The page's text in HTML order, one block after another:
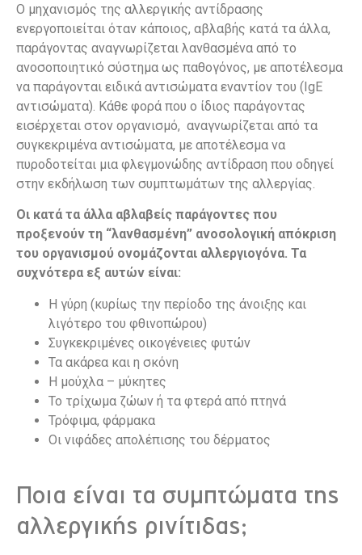
Ο μηχανισμός της αλλεργικής αντίδρασης
ενεργοποιείται όταν κάποιος, αβλαβής κατά τα άλλα,
παράγοντας αναγνωρίζεται λανθασμένα από το
ανοσοποιητικό σύστημα ως παθογόνος, με αποτέλεσμα
να παράγονται ειδικά αντισώματα εναντίον του (IgE
αντισώματα). Κάθε φορά που ο ίδιος παράγοντας
εισέρχεται στον οργανισμό, αναγνωρίζεται από τα
συγκεκριμένα αντισώματα, με αποτέλεσμα να
πυροδοτείται μια φλεγμονώδης αντίδραση που οδηγεί
στην εκδήλωση των συμπτωμάτων της αλλεργίας.
Οι κατά τα άλλα αβλαβείς παράγοντες που
προξενούν τη “λανθασμένη” ανοσολογική απόκριση
του οργανισμού ονομάζονται αλλεργιογόνα. Τα
συχνότερα εξ αυτών είναι:
Η γύρη (κυρίως την περίοδο της άνοιξης και
λιγότερο του φθινοπώρου)
Συγκεκριμένες οικογένειες φυτών
Τα ακάρεα και η σκόνη
Η μούχλα – μύκητες
Το τρίχωμα ζώων ή τα φτερά από πτηνά
Τρόφιμα, φάρμακα
Οι νιφάδες απολέπισης του δέρματος
Ποια είναι τα συμπτώματα της
αλλεργικής ρινίτιδας;